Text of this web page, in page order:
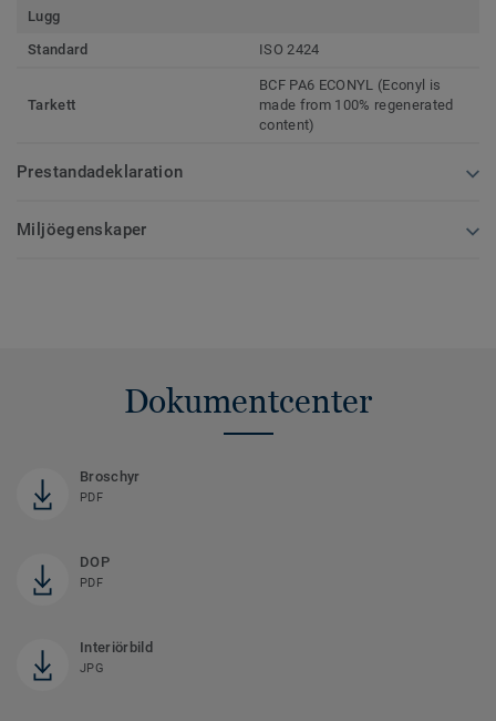
Lugg
Standard
ISO 2424
Tarkett
BCF PA6 ECONYL (Econyl is
made from 100% regenerated
content)
Prestandadeklaration
Miljöegenskaper
Dokumentcenter
Broschyr
PDF
DOP
PDF
Interiörbild
JPG